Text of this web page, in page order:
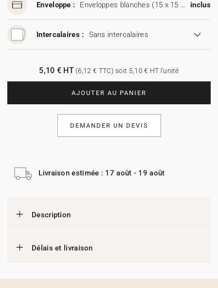
Enveloppe : Enveloppes blanches (15 x 15 cm) inclus
Intercalaires : Sans intercalaires
AJOUTER AU PANIER
5,10 € HT(6,12 € TTC) soit 5,10 € HT l'unité
DEMANDER UN DEVIS
Livraison estimée : 17 août - 19 août
Description
Délais et livraison